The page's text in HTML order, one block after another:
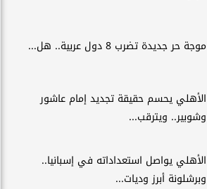
موجة حر جديدة تضرب 8 دول عربية.. هل...
الأهلي يحسم حقيقة تجديد إمام عاشور
وشوبير.. ويترقب...
الأهلي يواصل استعداداته في إسبانيا..
وبرشلونة أبرز وديات...